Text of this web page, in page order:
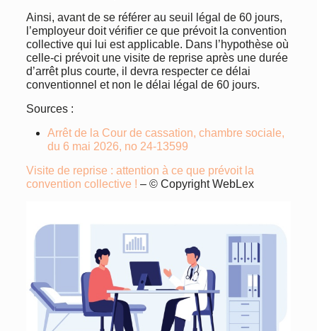
Ainsi, avant de se référer au seuil légal de 60 jours,
l’employeur doit vérifier ce que prévoit la convention
collective qui lui est applicable. Dans l’hypothèse où
celle-ci prévoit une visite de reprise après une durée
d’arrêt plus courte, il devra respecter ce délai
conventionnel et non le délai légal de 60 jours.
Sources :
Arrêt de la Cour de cassation, chambre sociale,
du 6 mai 2026, no 24-13599
Visite de reprise : attention à ce que prévoit la
convention collective ! – © Copyright WebLex